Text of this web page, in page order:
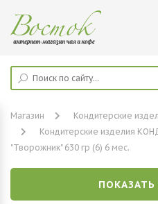
Магазин Кондитерские
Кондитерские изделия
"Творожник" 630 гр (6) 6 мес.